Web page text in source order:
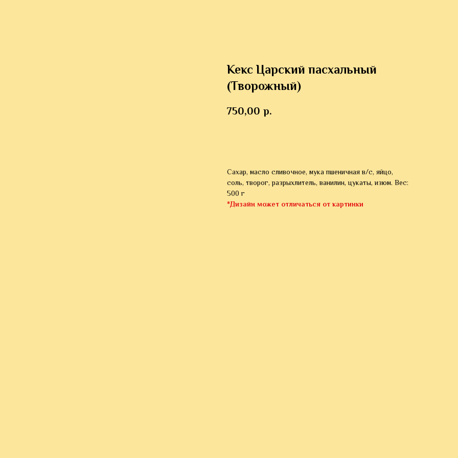
Кекс Царский пасхальный
(Творожный)
750,00 р.
Сахар, масло сливочное, мука пшеничная в/c, яйцо,
соль, творог, разрыхлитель, ванилин, цукаты, изюм. Вес:
500 г
*Дизайн может отличаться от картинки